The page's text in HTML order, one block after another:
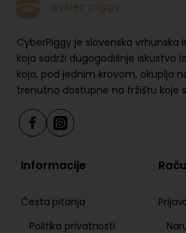
CyberPiggy je slovenska
koja sadrži dugogodišnje iskustvo
koja, pod jednim krovom, okuplja
trenutno dostupne na tržištu koje
Informacije
Česta pitanja
Politika privatnosti